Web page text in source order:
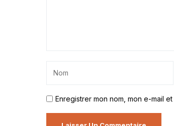
Enregistrer mon nom, mon e-mail